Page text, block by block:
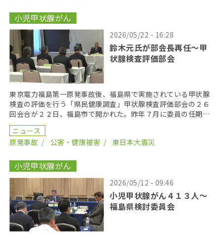
小児甲状腺がん
2026/05/22 - 16:28
鈴木元氏が部会長再任〜甲
状腺検査評価部会
東京電力福島第一原発事故後、福島県で実施されている甲状腺
検査の評価を行う「県民健康調査」甲状腺検査評価部会の２６
回会合が２２日、福島市で開かれた。昨年７月に委員の任期を
終え、委員が改選されてから初の開催となり、鈴木元保内 […]
ニュース
原発事故
公害・健康被害 東日本大震災
小児甲状腺がん
2026/05/12 - 09:46
小児甲状腺がん４１３人〜
福島県検討委員会